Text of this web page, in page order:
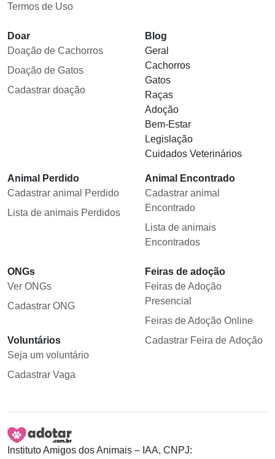
Termos de Uso
Doar
Doação de Cachorros
Doação de Gatos
Cadastrar doação
Blog
Geral
Cachorros
Gatos
Raças
Adoção
Bem-Estar
Legislação
Cuidados Veterinários
Animal Perdido
Cadastrar animal Perdido
Lista de animais Perdidos
Animal Encontrado
Cadastrar animal
Encontrado
Lista de animais
Encontrados
ONGs
Ver ONGs
Cadastrar ONG
Voluntários
Seja um voluntário
Cadastrar Vaga
Feiras de adoção
Feiras de Adoção
Presencial
Feiras de Adoção Online
Cadastrar Feira de Adoção
Instituto Amigos dos Animais – IAA, CNPJ: